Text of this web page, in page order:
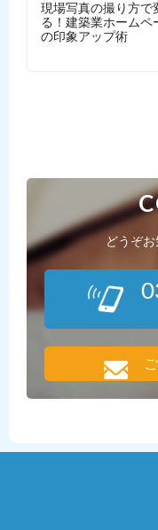
現場写真の撮り方で
る！建築業ホームペ
の印象アップ術
どうぞ